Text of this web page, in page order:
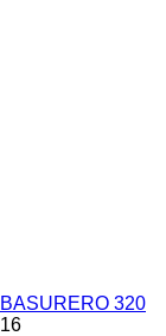
BASURERO 320
16